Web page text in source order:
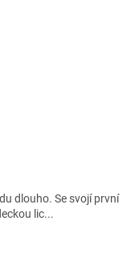
dlouho. Se svojí první
lic...